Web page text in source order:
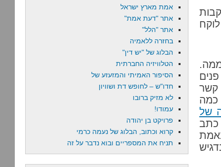
קשר
כמה
של
כתב
אמת מארץ ישראל
אתר "דעת אמת"
אתר "הלל"
בחזרה ללאמיה
הבלוג של "יש דין"
הטלוויזיה החברתית
הסיפור האמיתי והמזעזע של
חדו"ש – לחופש דת ושוויון
לא מזיק ברובו
עמודו!
פרויקט בן יהודה
קרוא וכתוב, הבלוג של נעמה כרמי
תניח את המספריים ובוא נדבר על זה